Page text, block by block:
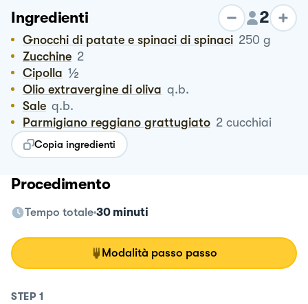
Ingredienti 2
Gnocchi di patate e spinaci di spinaci 250 g
Zucchine 2
Cipolla ½
Olio extravergine di oliva q.b.
Sale q.b.
Parmigiano reggiano grattugiato 2 cucchiai
Copia ingredienti
Procedimento
Tempo totale 30 minuti
Modalità passo passo
STEP 1